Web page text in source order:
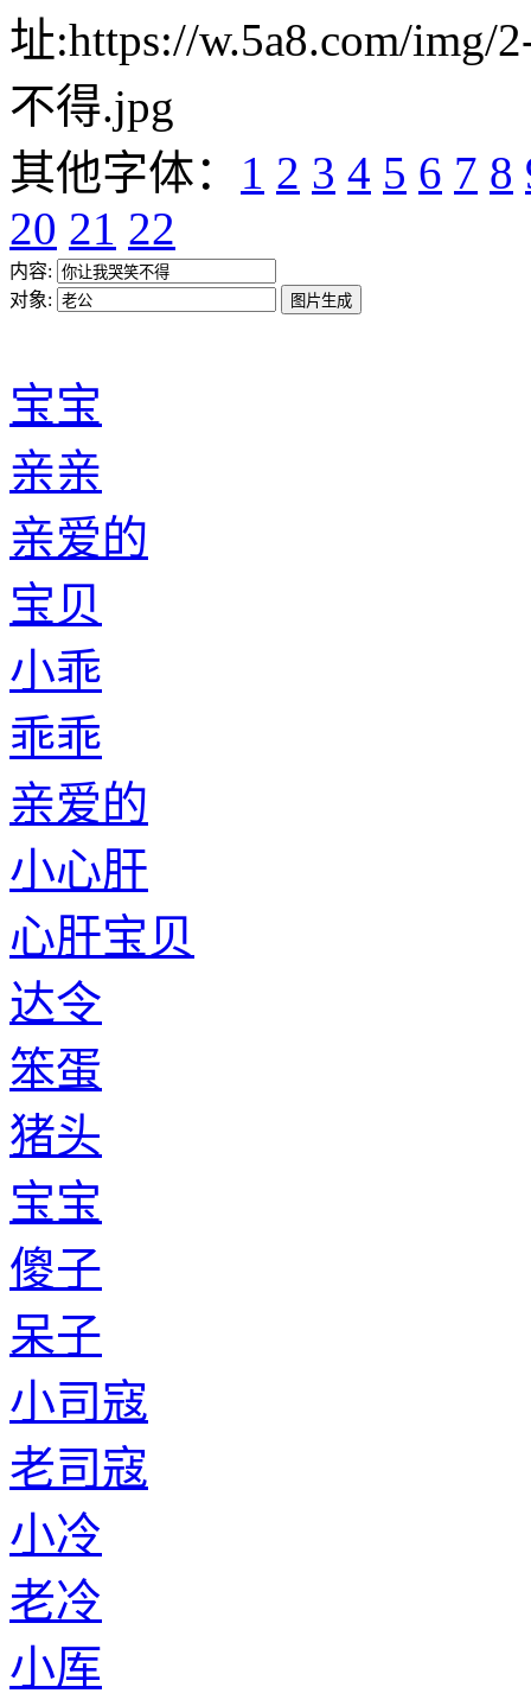
址:https://w.5a8.com/img/
不得.jpg
其他字体： 1 2 3 4 5 6 7 8
20 21 22
内容:
对象:
宝宝
亲亲
亲爱的
宝贝
小乖
乖乖
亲爱的
小心肝
心肝宝贝
达令
笨蛋
猪头
宝宝
傻子
呆子
小司寇
老司寇
小冷
老冷
小厍